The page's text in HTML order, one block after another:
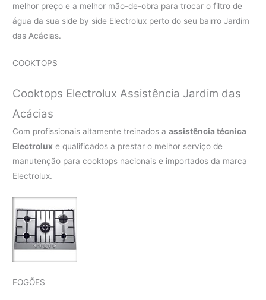
melhor preço e a melhor mão-de-obra para trocar o filtro de
água da sua side by side Electrolux perto do seu bairro Jardim
das Acácias.
COOKTOPS
Cooktops Electrolux Assistência Jardim das
Acácias
Com profissionais altamente treinados aassistência técnica
Electrolux e qualificados a prestar o melhor serviço de
manutenção para cooktops nacionais e importados da marca
Electrolux.
FOGÕES